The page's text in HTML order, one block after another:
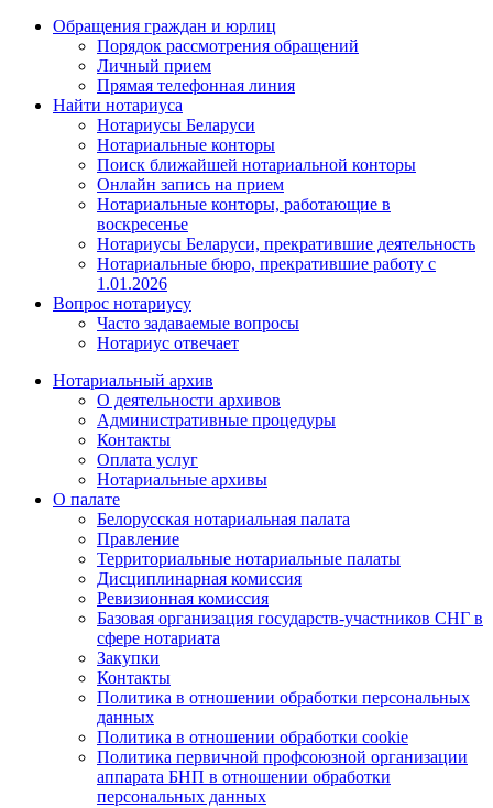
Обращения граждан и юрлиц
Порядок рассмотрения обращений
Личный прием
Прямая телефонная линия
Найти нотариуса
Нотариусы Беларуси
Нотариальные конторы
Поиск ближайшей нотариальной конторы
Онлайн запись на прием
Нотариальные конторы, работающие в
воскресенье
Нотариусы Беларуси, прекратившие деятельность
Нотариальные бюро, прекратившие работу с
1.01.2026
Вопрос нотариусу
Часто задаваемые вопросы
Нотариус отвечает
Нотариальный архив
О деятельности архивов
Административные процедуры
Контакты
Оплата услуг
Нотариальные архивы
О палате
Белорусская нотариальная палата
Правление
Территориальные нотариальные палаты
Дисциплинарная комиссия
Ревизионная комиссия
Базовая организация государств-участников СНГ в
сфере нотариата
Закупки
Контакты
Политика в отношении обработки персональных
данных
Политика в отношении обработки cookie
Политика первичной профсоюзной организации
аппарата БНП в отношении обработки
персональных данных